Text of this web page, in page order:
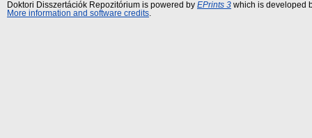
Doktori Disszertációk Repozitórium is powered by EPrints 3 which is developed
More information and software credits